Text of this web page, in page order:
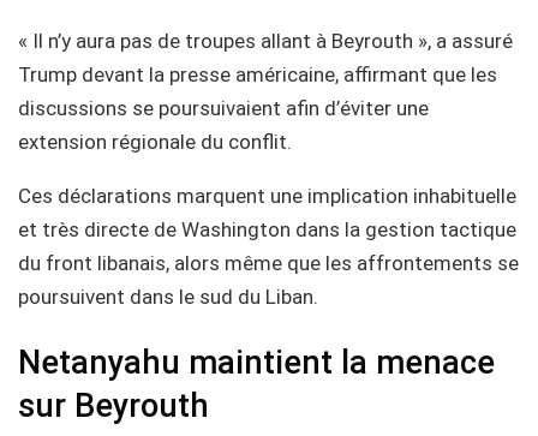
« Il n’y aura pas de troupes allant à Beyrouth », a assuré
Trump devant la presse américaine, affirmant que les
discussions se poursuivaient afin d’éviter une
extension régionale du conflit.
Ces déclarations marquent une implication inhabituelle
et très directe de Washington dans la gestion tactique
du front libanais, alors même que les affrontements se
poursuivent dans le sud du Liban.
Netanyahu maintient la menace
sur Beyrouth